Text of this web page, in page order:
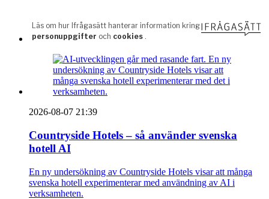
2026-08-07 21:39
Countryside Hotels – så använder svenska
hotell AI
En ny undersökning av Countryside Hotels visar att många
svenska hotell experimenterar med användning av AI i
verksamheten.